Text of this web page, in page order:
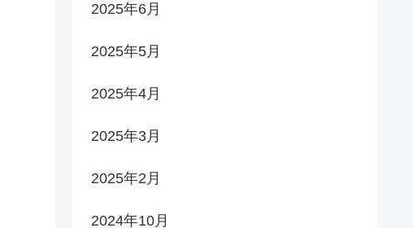
2025年6月
2025年5月
2025年4月
2025年3月
2025年2月
2024年10月